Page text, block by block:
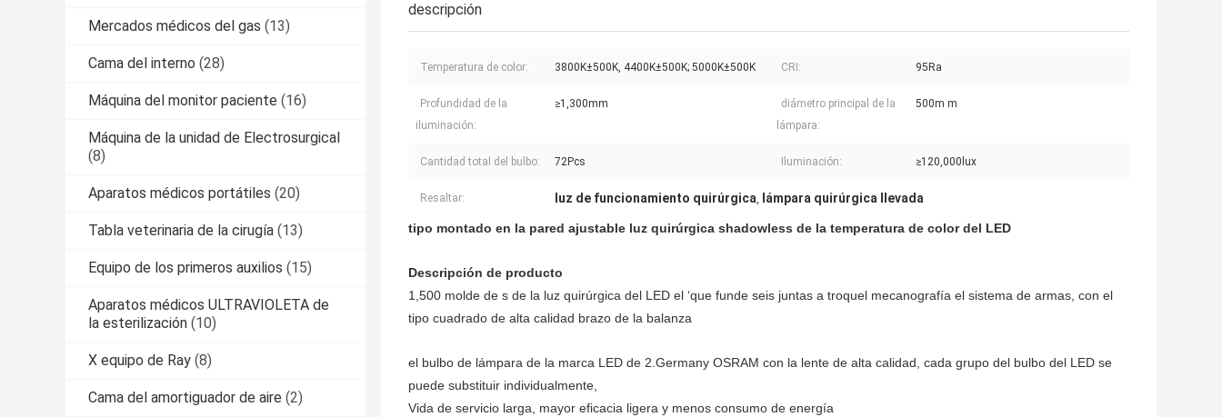
Mercados médicos del gas (13)
Cama del interno (28)
Máquina del monitor paciente (16)
Máquina de la unidad de Electrosurgical
(8)
Aparatos médicos portátiles (20)
Tabla veterinaria de la cirugía (13)
Equipo de los primeros auxilios (15)
Aparatos médicos ULTRAVIOLETA de
la esterilización (10)
X equipo de Ray (8)
Cama del amortiguador de aire (2)
descripción
Temperatura de color: 3800K±500K, 4400K±500K; 5000K±500K CRI: 95Ra
Profundidad de la
iluminación:
≥1,300mm
diámetro principal de la
lámpara:
500m m
Cantidad total del bulbo: 72Pcs Iluminación: ≥120,000lux
Resaltar: luz de funcionamiento quirúrgica, lámpara quirúrgica llevada
tipo montado en la pared ajustable luz quirúrgica shadowless de la temperatura de color del LED
Descripción de producto
1,500 molde de s de la luz quirúrgica del LED el ‘que funde seis juntas a troquel mecanografía el sistema de armas, con el
tipo cuadrado de alta calidad brazo de la balanza
el bulbo de lámpara de la marca LED de 2.Germany OSRAM con la lente de alta calidad, cada grupo del bulbo del LED se
puede substituir individualmente,
Vida de servicio larga, mayor eficacia ligera y menos consumo de energía